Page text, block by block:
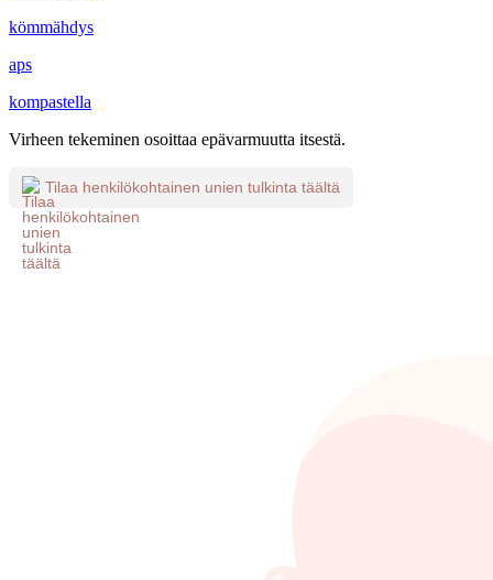
kömmähdys
aps
kompastella
Virheen tekeminen osoittaa epävarmuutta itsestä.
Tilaa henkilökohtainen unien tulkinta täältä